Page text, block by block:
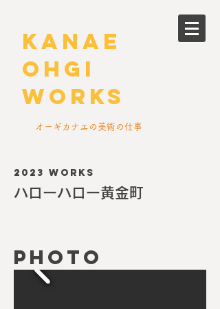
kanae
ohgi
works
​オーギカナエの美術の仕事
2023 Works
ハローハロー黄金町
PHOTO